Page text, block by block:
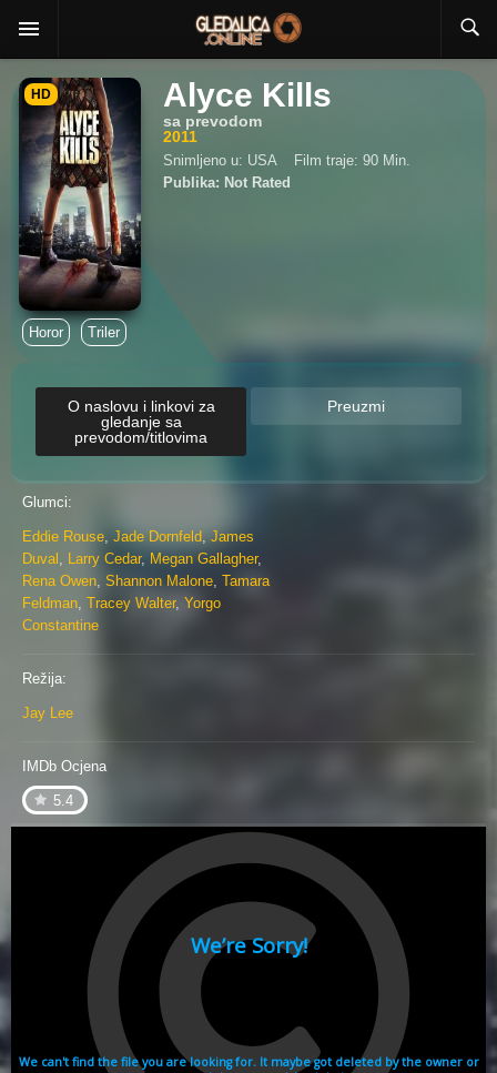
HD Alyce Kills
sa prevodom
2011
Snimljeno u: USA
Film traje: 90 Min.
Publika: Not Rated
Horor Triler
O naslovu i linkovi za
gledanje sa
prevodom/titlovima
Preuzmi
Glumci:
Eddie Rouse, Jade Dornfeld, James
Duval , Larry Cedar, Megan Gallagher,
Rena Owen, Shannon Malone, Tamara
Feldman, Tracey Walter, Yorgo
Constantine
Režija:
Jay Lee
IMDb Ocjena
5.4